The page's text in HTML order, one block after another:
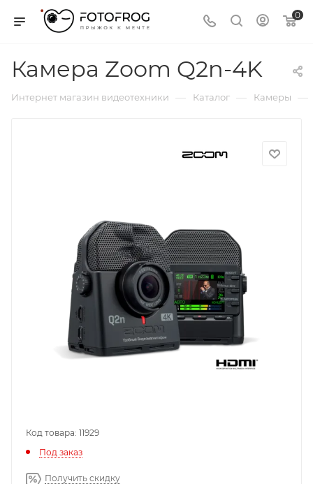
0
Камера Zoom Q2n-4K
Интернет магазин видеотехники — Каталог — Камеры —
Код товара: 11929
Под заказ
Получить скидку